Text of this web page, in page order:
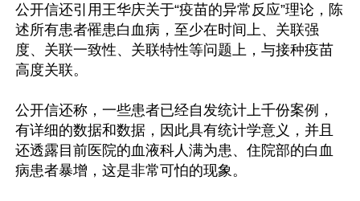
公开信还引用王华庆关于“疫苗的异常反应”理论，陈
述所有患者罹患白血病，至少在时间上、关联强
度、关联一致性、关联特性等问题上，与接种疫苗
高度关联。
公开信还称，一些患者已经自发统计上千份案例，
有详细的数据和数据，因此具有统计学意义，并且
还透露目前医院的血液科人满为患、住院部的白血
病患者暴增，这是非常可怕的现象。